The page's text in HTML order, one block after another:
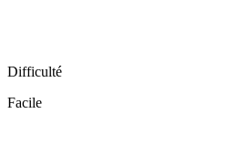
Difficulté
Facile